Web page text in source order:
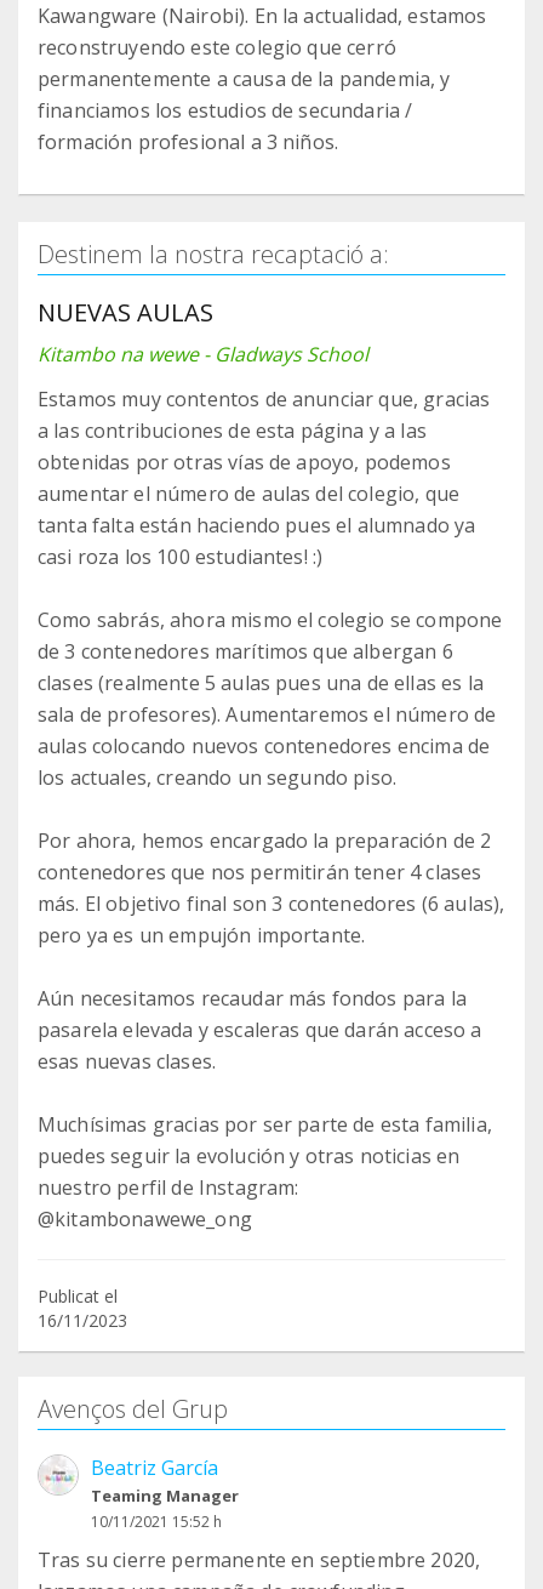
Kawangware (Nairobi). En la actualidad, estamos
reconstruyendo este colegio que cerró
permanentemente a causa de la pandemia, y
financiamos los estudios de secundaria /
formación profesional a 3 niños.
Destinem la nostra recaptació a:
NUEVAS AULAS
Kitambo na wewe - Gladways School
Estamos muy contentos de anunciar que, gracias
a las contribuciones de esta página y a las
obtenidas por otras vías de apoyo, podemos
aumentar el número de aulas del colegio, que
tanta falta están haciendo pues el alumnado ya
casi roza los 100 estudiantes! :)
Como sabrás, ahora mismo el colegio se compone
de 3 contenedores marítimos que albergan 6
clases (realmente 5 aulas pues una de ellas es la
sala de profesores). Aumentaremos el número de
aulas colocando nuevos contenedores encima de
los actuales, creando un segundo piso.
Por ahora, hemos encargado la preparación de 2
contenedores que nos permitirán tener 4 clases
más. El objetivo final son 3 contenedores (6 aulas),
pero ya es un empujón importante.
Aún necesitamos recaudar más fondos para la
pasarela elevada y escaleras que darán acceso a
esas nuevas clases.
Muchísimas gracias por ser parte de esta familia,
puedes seguir la evolución y otras noticias en
nuestro perfil de Instagram:
@kitambonawewe_ong
Publicat el
16/11/2023
Avenços del Grup
Beatriz García
Teaming Manager
10/11/2021 15:52 h
Tras su cierre permanente en septiembre 2020,